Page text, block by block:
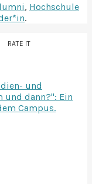
, Hochschule
.
RATE IT